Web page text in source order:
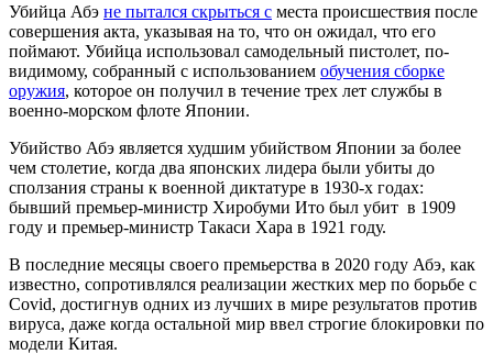
Убийца Абэ не пытался скрыться с места происшествия после
совершения акта, указывая на то, что он ожидал, что его
поймают. Убийца использовал самодельный пистолет, по-
видимому, собранный с использованием обучения сборке
оружия, которое он получил в течение трех лет службы в
военно-морском флоте Японии.
Убийство Абэ является худшим убийством Японии за более
чем столетие, когда два японских лидера были убиты до
сползания страны к военной диктатуре в 1930-х годах:
бывший премьер-министр Хиробуми Ито был убит в 1909
году и премьер-министр Такаси Хара в 1921 году.
В последние месяцы своего премьерства в 2020 году Абэ, как
известно, сопротивлялся реализации жестких мер по борьбе с
Covid, достигнув одних из лучших в мире результатов против
вируса, даже когда остальной мир ввел строгие блокировки по
модели Китая.